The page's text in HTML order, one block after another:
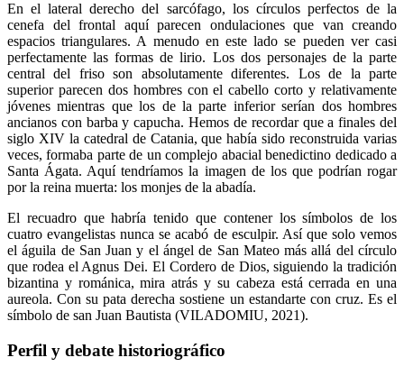
En el lateral derecho del sarcófago, los círculos perfectos de la
cenefa del frontal aquí parecen ondulaciones que van creando
espacios triangulares. A menudo en este lado se pueden ver casi
perfectamente las formas de lirio. Los dos personajes de la parte
central del friso son absolutamente diferentes. Los de la parte
superior parecen dos hombres con el cabello corto y relativamente
jóvenes mientras que los de la parte inferior serían dos hombres
ancianos con barba y capucha. Hemos de recordar que a finales del
siglo XIV la catedral de Catania, que había sido reconstruida varias
veces, formaba parte de un complejo abacial benedictino dedicado a
Santa Ágata. Aquí tendríamos la imagen de los que podrían rogar
por la reina muerta: los monjes de la abadía.
El recuadro que habría tenido que contener los símbolos de los
cuatro evangelistas nunca se acabó de esculpir. Así que solo vemos
el águila de San Juan y el ángel de San Mateo más allá del círculo
que rodea el Agnus Dei. El Cordero de Dios, siguiendo la tradición
bizantina y románica, mira atrás y su cabeza está cerrada en una
aureola. Con su pata derecha sostiene un estandarte con cruz. Es el
símbolo de san Juan Bautista (VILADOMIU, 2021).
Perfil y debate historiográfico